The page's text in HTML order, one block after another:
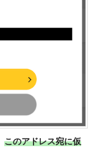
このアドレス宛に仮